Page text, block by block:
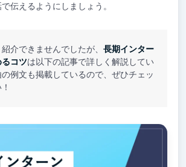
伝えるようにしましょう。
介できませんでしたが、長期インター
コツは以下の記事で詳しく解説してい
例文も掲載しているので、ぜひチェッ